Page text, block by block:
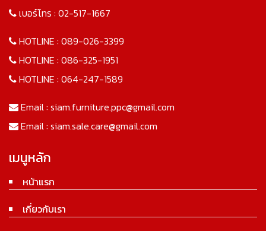
เบอร์โทร : 02-517-1667
HOTLINE : 089-026-3399
HOTLINE : 086-325-1951
HOTLINE : 064-247-1589
Email : siam.furniture.ppc@gmail.com
Email : siam.sale.care@gmail.com
เมนูหลัก
หน้าแรก
เกี่ยวกับเรา